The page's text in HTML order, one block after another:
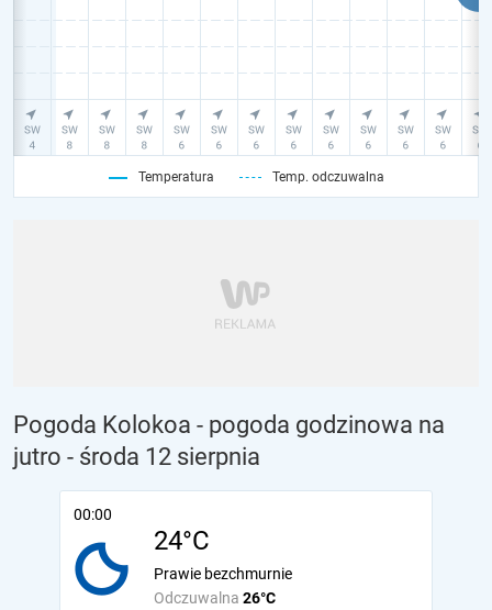
Temperatura Temp. odczuwalna
Pogoda Kolokoa - pogoda godzinowa na
jutro - środa 12 sierpnia
00:00
24°C
Odczuwalna 26°C
Prawie bezchmurnie